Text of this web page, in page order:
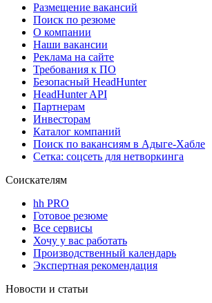
Размещение вакансий
Поиск по резюме
О компании
Наши вакансии
Реклама на сайте
Требования к ПО
Безопасный HeadHunter
HeadHunter API
Партнерам
Инвесторам
Каталог компаний
Поиск по вакансиям в Адыге-Хабле
Сетка: соцсеть для нетворкинга
Соискателям
hh PRO
Готовое резюме
Все сервисы
Хочу у вас работать
Производственный календарь
Экспертная рекомендация
Новости и статьи